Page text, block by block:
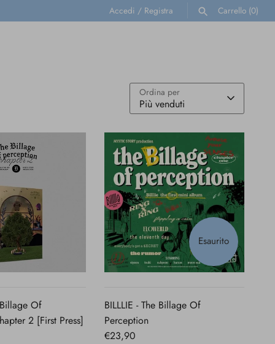
Accedi / Registra Carrello (0)
Ordina per
Più venduti
VISTA
RAPIDA
Of
2 [First Press]
Esaurito
VISTA
RAPIDA
BILLLIE - The Billage Of
Perception
€23,90